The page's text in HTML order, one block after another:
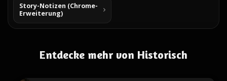
Story-Notizen (Chrome-
Erweiterung)
Entdecke mehr von Historisch